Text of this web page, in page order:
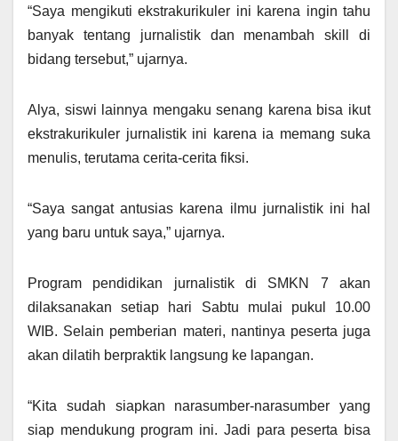
“Saya mengikuti ekstrakurikuler ini karena ingin tahu
banyak tentang jurnalistik dan menambah skill di
bidang tersebut,” ujarnya.
Alya, siswi lainnya mengaku senang karena bisa ikut
ekstrakurikuler jurnalistik ini karena ia memang suka
menulis, terutama cerita-cerita fiksi.
“Saya sangat antusias karena ilmu jurnalistik ini hal
yang baru untuk saya,” ujarnya.
Program pendidikan jurnalistik di SMKN 7 akan
dilaksanakan setiap hari Sabtu mulai pukul 10.00
WIB. Selain pemberian materi, nantinya peserta juga
akan dilatih berpraktik langsung ke lapangan.
“Kita sudah siapkan narasumber-narasumber yang
siap mendukung program ini. Jadi para peserta bisa